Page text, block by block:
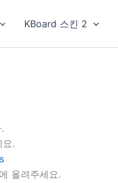
KBoard 스킨 2
요.
올려주세요.